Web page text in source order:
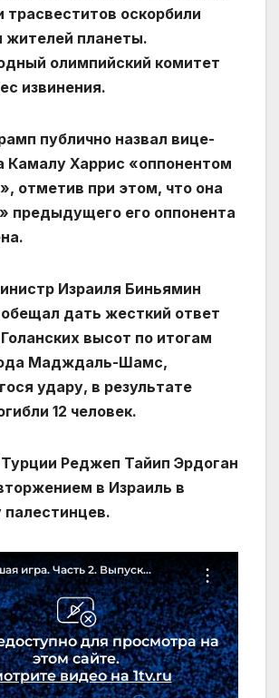
трасвеститов оскорбили
планеты.
олимпийский комитет
извинения.
публично назвал вице-
Камалу Харрис «оппонентом
отметив при этом, что она
предыдущего его оппонента
Израиля Биньямин
дать жесткий ответ
высот по итогам
Мадждаль-Шамс,
удару, в результате
12 человек.
Реджеп Тайип Эрдоган
в Израиль в